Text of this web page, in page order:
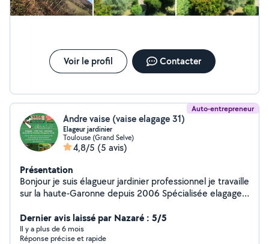
Voir le profil Contacter
Auto-entrepreneur
Andre vaise (vaise elagage 31)
Elageur jardinier
Toulouse (Grand Selve)
4,8/5 (5 avis)
Présentation
Bonjour je suis élagueur jardinier professionnel je travaille
sur la haute-Garonne depuis 2006 Spécialisée elagage
sécurité N'hésitez pas à demander à devis gratuit
Dernier avis laissé par Nazaré : 5/5
Il y a plus de 6 mois
Réponse précise et rapide